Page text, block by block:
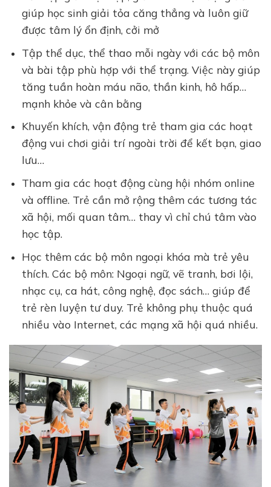
giúp học sinh giải tỏa căng thẳng và luôn giữ
được tâm lý ổn định, cởi mở
Tập thể dục, thể thao mỗi ngày với các bộ môn
và bài tập phù hợp với thể trạng. Việc này giúp
tăng tuần hoàn máu não, thần kinh, hô hấp…
mạnh khỏe và cân bằng
Khuyến khích, vận động trẻ tham gia các hoạt
động vui chơi giải trí ngoài trời để kết bạn, giao
lưu…
Tham gia các hoạt động cùng hội nhóm online
và offline. Trẻ cần mở rộng thêm các tương tác
xã hội, mối quan tâm… thay vì chỉ chú tâm vào
học tập.
Học thêm các bộ môn ngoại khóa mà trẻ yêu
thích. Các bộ môn: Ngoại ngữ, vẽ tranh, bơi lội,
nhạc cụ, ca hát, công nghệ, đọc sách… giúp để
trẻ rèn luyện tư duy. Trẻ không phụ thuộc quá
nhiều vào Internet, các mạng xã hội quá nhiều.